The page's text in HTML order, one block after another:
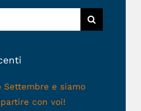
Settembre e siamo
con voi!